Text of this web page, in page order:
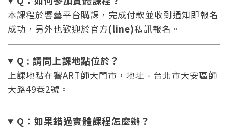
本課程於響藝平台購課，完成付款並收到通知即報名
成功，另外也歡迎於官方(line)私訊報名。
Q : 請問上課地點位於？
上課地點在響ART師大門市，地址 - 台北市大安區師
大路49巷2號。
Q：如果錯過實體課程怎麼辦？